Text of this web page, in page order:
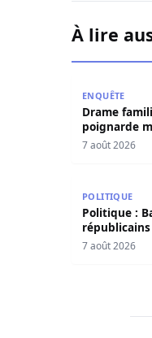
À lire
ENQUÊTE
Drame
poignarde
7 août 2026
POLITIQUE
Politique :
républicains
7 août 2026